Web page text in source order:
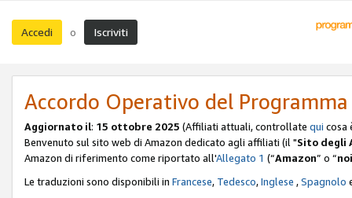
Accedi o Iscriviti
Accordo Operativo del
Aggiornato il: 15 ottobre 2025 (Affiliati attuali, controllate qui cosa
Benvenuto sul sito web di Amazon dedicato agli affiliati (il "Sito degli
Amazon di riferimento come riportato all'Allegato 1 (“Amazon” o “noi
Le traduzioni sono disponibili in Francese, Tedesco,Inglese ,Spagnolo